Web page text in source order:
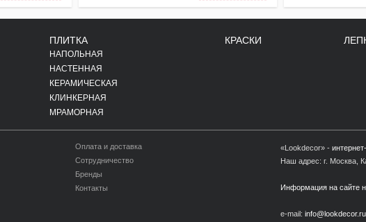
ПЛИТКА
НАПОЛЬНАЯ
НАСТЕННАЯ
КЕРАМИЧЕСКАЯ
КЛИНКЕРНАЯ
МРАМОРНАЯ
КРАСКИ
Оплата и доставка
Сотрудничество
Бренды
Контакты
«Lookdecor» -
Наш адрес: г. Москва,
Информация на сайте
e-mail: info@lookdecor.ru